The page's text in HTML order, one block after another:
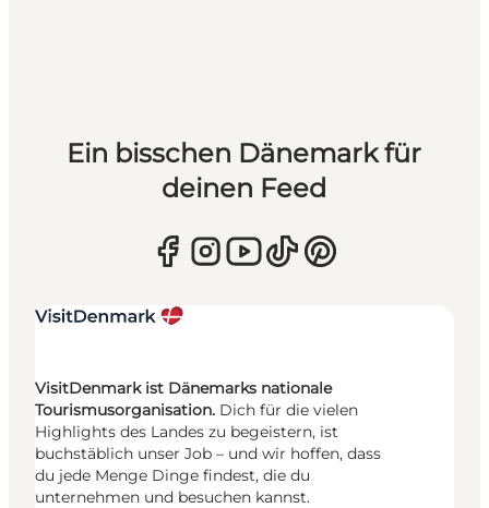
Ein bisschen Dänemark für
deinen Feed
VisitDenmark ist Dänemarks nationale
Tourismusorganisation. Dich für die vielen
Highlights des Landes zu begeistern, ist
buchstäblich unser Job – und wir hoffen, dass
du jede Menge Dinge findest, die du
unternehmen und besuchen kannst.